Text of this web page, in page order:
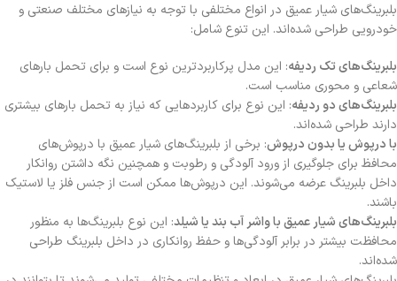
بلبرینگ‌های شیار عمیق در انواع مختلفی با توجه به نیازهای مختلف صنعتی و
خودرویی طراحی شده‌اند. این تنوع شامل:
بلبرینگ‌های تک ردیفه: این مدل پرکاربردترین نوع است و برای تحمل بارهای
شعاعی و محوری مناسب است.
بلبرینگ‌های دو ردیفه: این نوع برای کاربردهایی که نیاز به تحمل بارهای بیشتری
دارند طراحی شده‌اند.
با درپوش یا بدون درپوش: برخی از بلبرینگ‌های شیار عمیق با درپوش‌های
محافظ برای جلوگیری از ورود آلودگی و رطوبت و همچنین نگه داشتن روانکار
داخل بلبرینگ عرضه می‌شوند. این درپوش‌ها ممکن است از جنس فلز یا لاستیک
باشند.
بلبرینگ‌های شیار عمیق با واشر آب بند یا شیلد: این نوع بلبرینگ‌ها به منظور
محافظت بیشتر در برابر آلودگی‌ها و حفظ روانکاری در داخل بلبرینگ طراحی
شده‌اند.